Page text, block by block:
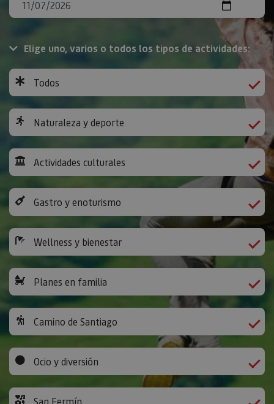
Elige uno, varios o todos los tipos de actividades:
Todos
Naturaleza y deporte
Actividades culturales
Gastro y enoturismo
Wellness y bienestar
Planes en familia
Camino de Santiago
Ocio y diversión
San Fermín